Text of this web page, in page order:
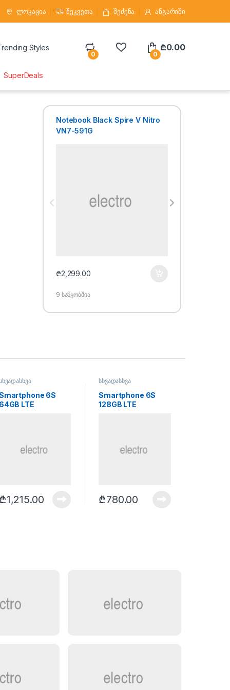
ლოკაცია შეკვეთა შეძენა ანგარიში
Styles
0 0
₾0.00
SuperDeals
Notebook Black Spire V Nitro
VN7-591G
₾2,299.00
9 საწყობშია
6S
64GB LTE
₾1,215.00
სხვადასხვა
Smartphone 6S
128GB LTE
₾780.00